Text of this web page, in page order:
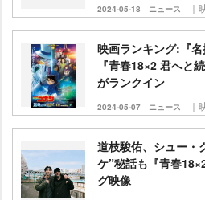
2024-05-18 ニュース ｜
映画ランキング:『
『青春18×2 君へと
がランクイン
2024-05-07 ニュース ｜
道枝駿佑、シュー・
ケ”秘話も『青春
グ映像